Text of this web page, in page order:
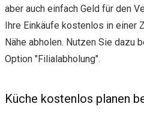
aber auch einfach Geld für den
Ihre Einkäufe kostenlos in einer
Nähe abholen. Nutzen Sie dazu
Option "Filialabholung".
Küche kostenlos planen